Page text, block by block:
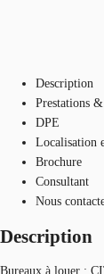
Description
Prestations
DPE
Localisation
Brochure
Consultant
Nous
Description
Bureaux à louer :